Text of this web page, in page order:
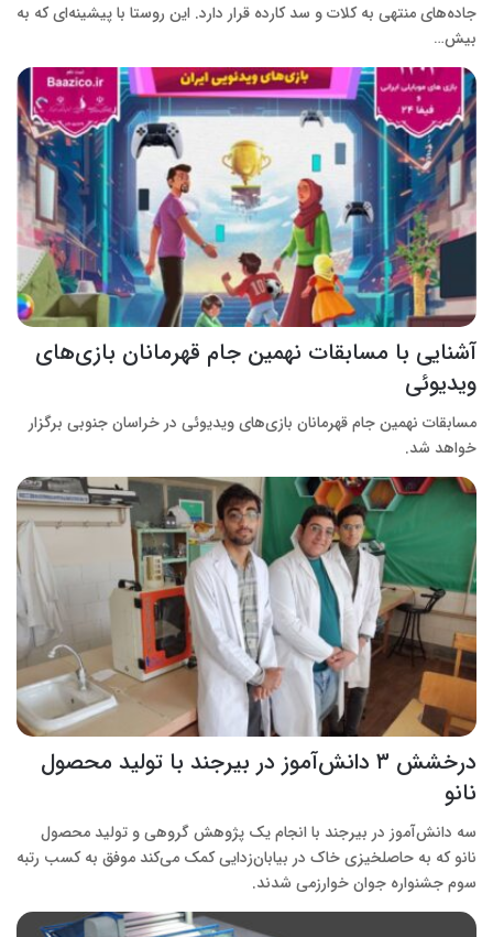
جاده‌های منتهی به کلات و سد کارده قرار دارد. این روستا با پیشینه‌ای که به
بیش…
آشنایی با مسابقات نهمین جام قهرمانان بازی‌های
ویدیوئی
مسابقات نهمین جام قهرمانان بازی‌های ویدیوئی در خراسان جنوبی برگزار
خواهد شد.
درخشش ۳ دانش‌آموز در بیرجند با تولید محصول
نانو
سه دانش‌آموز در بیرجند با انجام یک پژوهش گروهی و تولید محصول
نانو که به حاصلخیزی خاک در بیابان‌زدایی کمک می‌کند موفق به کسب رتبه
سوم جشنواره جوان خوارزمی شدند.